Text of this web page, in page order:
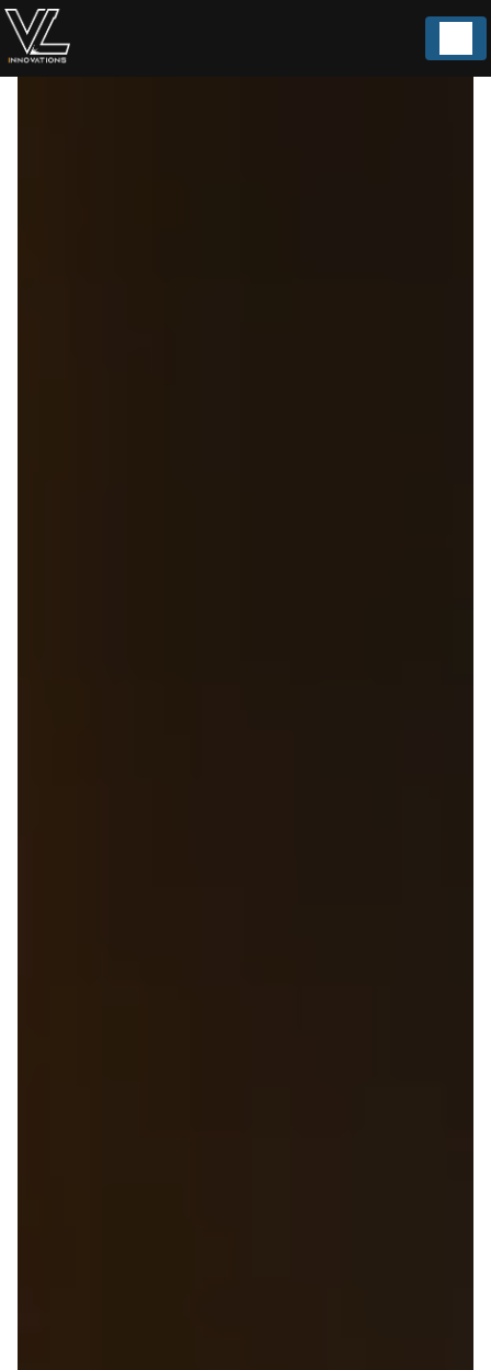
Panneau de gestion des cookies